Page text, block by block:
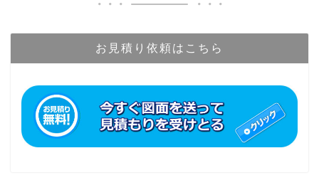
お見積り依頼はこちら